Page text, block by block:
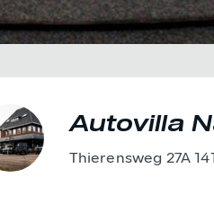
Autovilla
Thierensweg 27A